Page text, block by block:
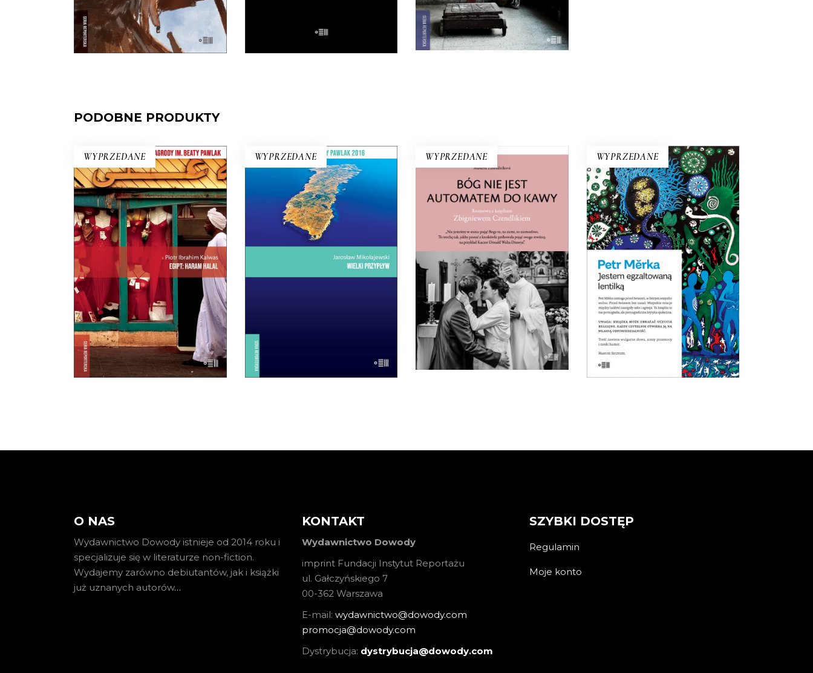
E-BOOK DO
KOSZYKA
KOSZYKA
E-BOOK DO
KOSZYKA
44.00zł 22.00zł
PODOBNE PRODUKTY
WYPRZEDANE
E-BOOK DO
KOSZYKA
EGIPT: HARAM HALAL
„Haram” – to zakaz, „halal” –
przyzwolenie. I tak niektóre
lakiery do paznokci są dla
muzułmanek halal, niektóre
haram, ale ciężko się w tym
zorientować nawet Egipcjanom.
WYPRZEDANE
WIELKI PRZYPŁYW
Mikołajewski z czułością i
delikatnością kreśli reporterski
portret wyspy – przedsionka
Ziemi Obiecanej uchodźców.
Lampedusa jest kroplą: skupiają
WYPRZEDANE
E-BOOK DO
KOSZYKA
BÓG NIE JEST
AUTOMATEM DO KAWY.
ROZMOWA Z KSIĘDZEM
ZBIGNIEWEM
CZENDLIKIEM
Ksiądz Zbigniew Czendlik mówi,
co myśli, nie chodzi w sutannie
ani koloratce, a poranne msze
przeniósł na dziewiątą, bo kto by
wstał na szóstą?
WYPRZEDANE
E-BOOK DO
KOSZYKA
JESTEM EGZALTOWANĄ
LENTILKĄ
Opowiadania surrealistyczne,
science fiction o dewiantach,
horror erotyczny, pornograficzna
krytyka społeczna. Ta książką
wprawiła w zdumienie nawet
czeskich czytelników!
O NAS
Wydawnictwo Dowody istnieje od 2014 roku i
specjalizuje się w literaturze non-fiction.
Wydajemy zarówno debiutantów, jak i książki
już uznanych autorów…
KONTAKT
Wydawnictwo Dowody
imprint Fundacji Instytut Reportażu
ul. Gałczyńskiego 7
00-362 Warszawa
E-mail: wydawnictwo@dowody.com
promocja@dowody.com
Dystrybucja: dystrybucja@dowody.com
SZYBKI DOSTĘP
Regulamin
Moje konto